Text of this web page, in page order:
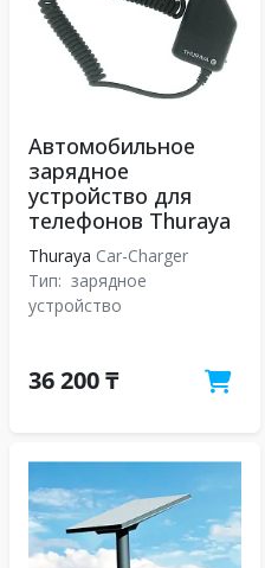
Автомобильное
зарядное
устройство для
телефонов Thuraya
Thuraya Car-Charger
Тип: зарядное
устройство
36 200 ₸